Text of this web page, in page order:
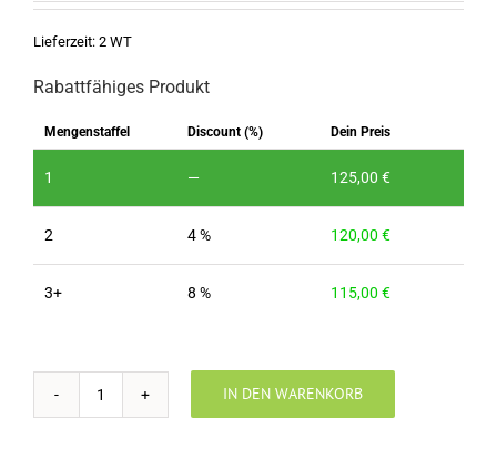
Lieferzeit: 2 WT
Rabattfähiges Produkt
Mengenstaffel Discount (%) Dein Preis
1 — 125,00 €
2 4 % 120,00 €
3+ 8 % 115,00 €
Modellständer
IN DEN WARENKORB